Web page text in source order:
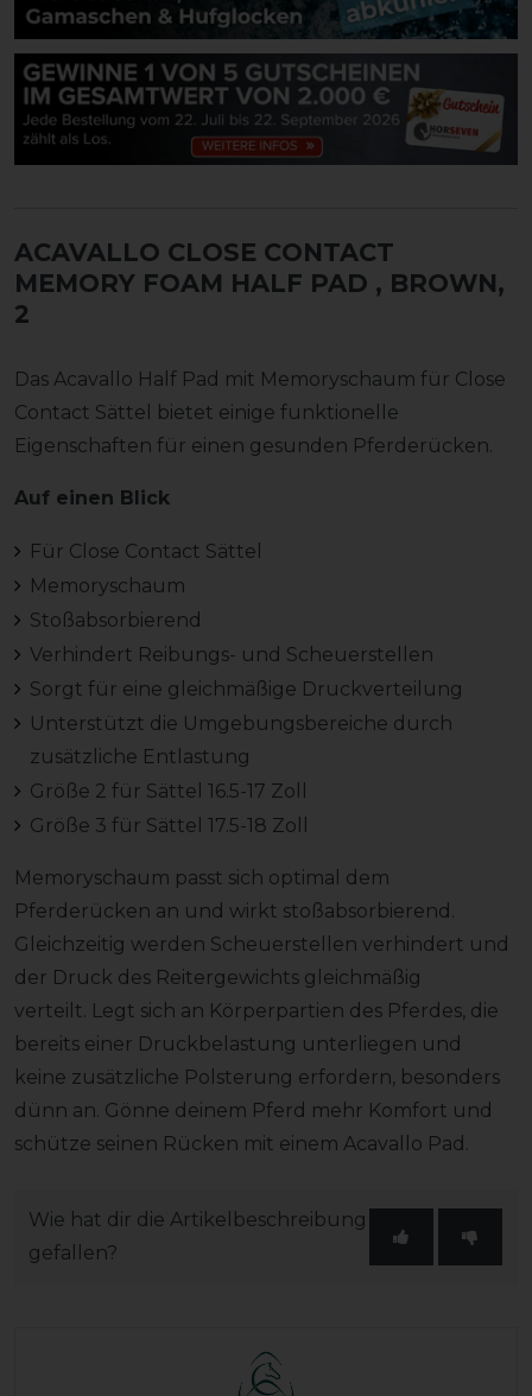
ACAVALLO CLOSE CONTACT
MEMORY FOAM HALF PAD , BROWN,
2
Das Acavallo Half Pad mit Memoryschaum für Close
Contact Sättel bietet einige funktionelle
Eigenschaften für einen gesunden Pferderücken.
Auf einen Blick
Für Close Contact Sättel
Memoryschaum
Stoßabsorbierend
Verhindert Reibungs- und Scheuerstellen
Sorgt für eine gleichmäßige Druckverteilung
Unterstützt die Umgebungsbereiche durch
zusätzliche Entlastung
Größe 2 für Sättel 16.5-17 Zoll
Größe 3 für Sättel 17.5-18 Zoll
Memoryschaum passt sich optimal dem
Pferderücken an und wirkt stoßabsorbierend.
Gleichzeitig werden Scheuerstellen verhindert und
der Druck des Reitergewichts gleichmäßig
verteilt. Legt sich an Körperpartien des Pferdes, die
bereits einer Druckbelastung unterliegen und
keine zusätzliche Polsterung erfordern, besonders
dünn an. Gönne deinem Pferd mehr Komfort und
schütze seinen Rücken mit einem Acavallo Pad.
Wie hat dir die Artikelbeschreibung
gefallen?